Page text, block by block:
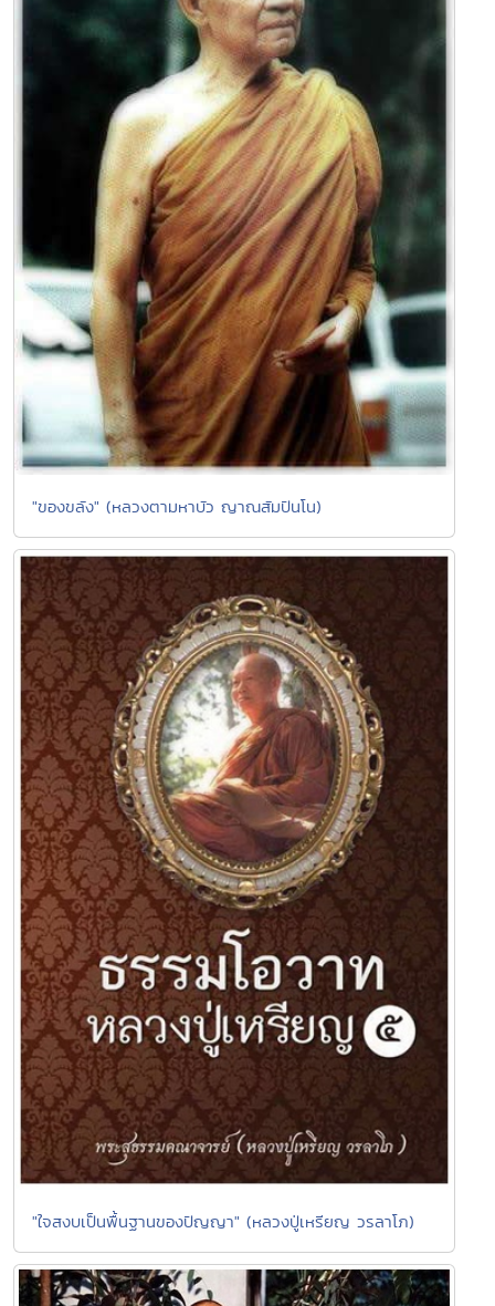
"ของขลัง" (หลวงตามหาบัว ญาณสัมปันโน)
"ใจสงบเป็นพื้นฐานของปัญญา" (หลวงปู่เหรียญ วรลาโภ)